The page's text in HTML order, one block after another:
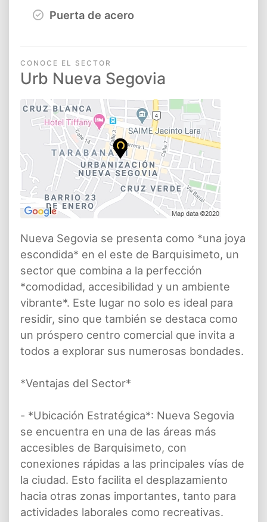
Puerta de acero
CONOCE EL SECTOR
Urb Nueva Segovia
Nueva Segovia se presenta como *una joya
escondida* en el este de Barquisimeto, un
sector que combina a la perfección
*comodidad, accesibilidad y un ambiente
vibrante*. Este lugar no solo es ideal para
residir, sino que también se destaca como
un próspero centro comercial que invita a
todos a explorar sus numerosas bondades.
*Ventajas del Sector*
- *Ubicación Estratégica*: Nueva Segovia
se encuentra en una de las áreas más
accesibles de Barquisimeto, con
conexiones rápidas a las principales vías de
la ciudad. Esto facilita el desplazamiento
hacia otras zonas importantes, tanto para
actividades laborales como recreativas.